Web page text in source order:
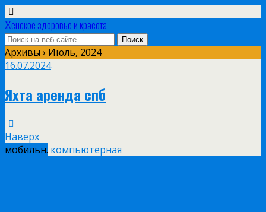
Женское здоровье и красота
Архивы › Июль, 2024
16.07.2024
Яхта аренда спб
Наверх
мобильн. компьютерная